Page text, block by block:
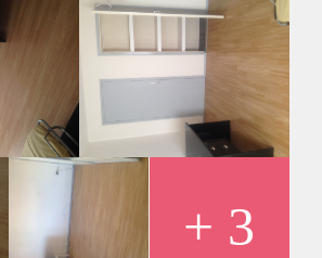
( geen huisdieren)
+ 3